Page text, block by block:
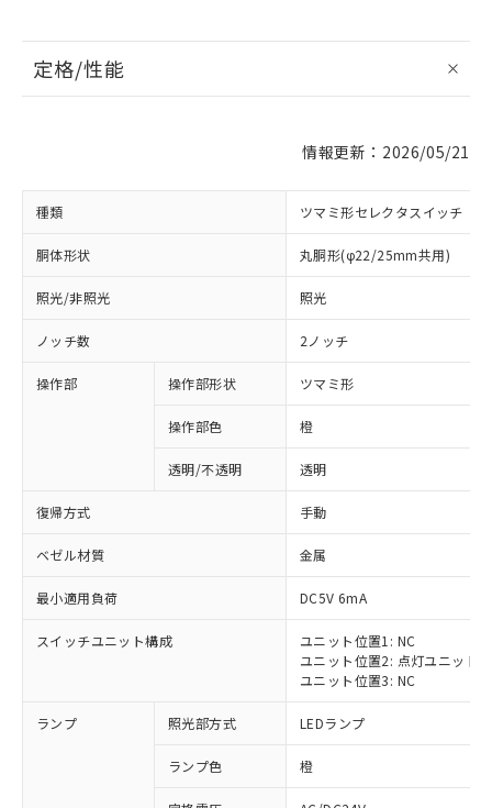
定格/性能
情報更新：2026/05/21
種類 ツマミ形セレクタスイッチ
胴体形状 丸胴形(φ22/25mm共用)
照光/非照光 照光
ノッチ数 2ノッチ
操作部 操作部形状 ツマミ形
操作部色 橙
透明/不透明 透明
復帰方式 手動
ベゼル材質 金属
最小適用負荷 DC5V 6mA
スイッチユニット構成
ユニット位置1: NC
ユニット位置2: 点灯ユニット
ユニット位置3: NC
ランプ 照光部方式 LEDランプ
ランプ色 橙